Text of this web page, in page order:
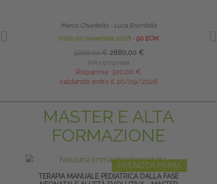
Marco Chiantello - Luca Brambilla
inizio 20 novembre 2026 ∙ 50 ECM
3200,00 € 2880,00 €
IVA compresa
Risparmia: 320,00 €
saldando entro il 20/09/2026
MASTER E ALTA
FORMAZIONE
PRENOTA PRIMA
TERAPIA MANUALE PEDIATRICA DALLA FASE